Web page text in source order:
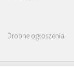
Drobne ogłoszenia